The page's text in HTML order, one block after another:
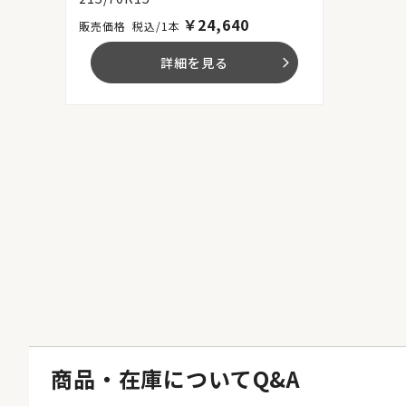
税込/1本 ￥24,640
詳細を見る arrow_forward_ios
商品・在庫についてQ&A